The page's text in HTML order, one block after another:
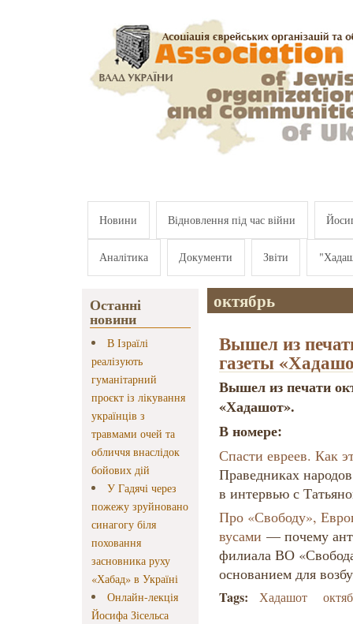
Новини Відновлення під час війни
Аналітика Документи Звіти
Останні
новини
В Ізраїлі
реалізують
гуманітарний
проєкт із лікування
українців з
травмами очей та
обличчя внаслідок
бойових дій
У Гадячі через
пожежу зруйновано
синагогу біля
поховання
засновника руху
«Хабад» в Україні
Онлайн-лекція
Йосифа Зісельса
октябрь
Вышел из
газеты
Вышел из печати
«Хадашот».
В номере:
Спасти евреев. Как
Праведниках
в интервью с
Про «Свободу»,
вусами — почему
филиала ВО
основанием для
Tags: Хадашот